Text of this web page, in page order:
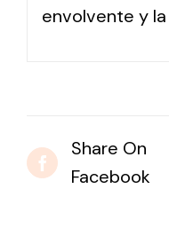
envolvente y la
Share On
Facebook